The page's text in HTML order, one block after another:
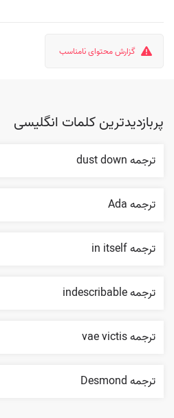
گزارش محتوای نامناسب
پربازدیدترین کلمات انگلیسی
ترجمه dust down
ترجمه Ada
ترجمه in itself
ترجمه indescribable
ترجمه vae victis
ترجمه Desmond